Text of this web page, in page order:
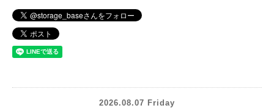
2026.08.07 Friday